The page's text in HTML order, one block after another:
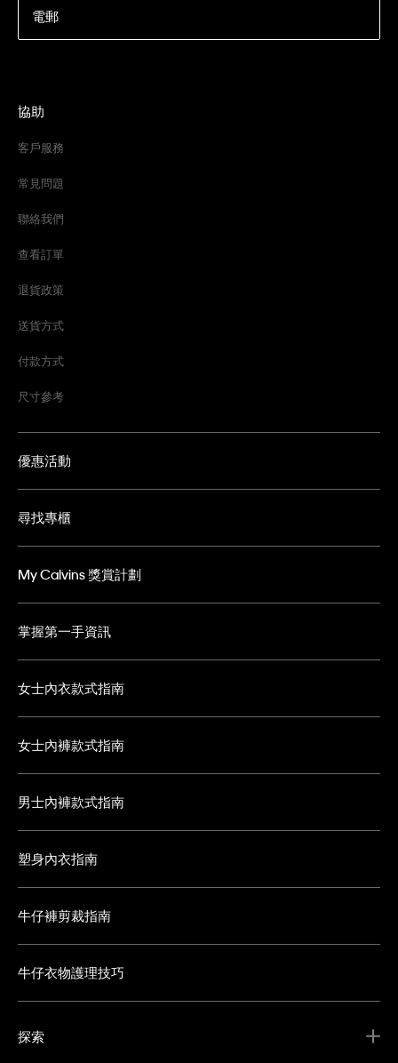
電郵
協助
客戶服務
常見問題
聯絡我們
查看訂單
退貨政策
送貨方式
付款方式
尺寸參考
優惠活動
尋找專櫃
My Calvins 獎賞計劃
掌握第一手資訊
女士內衣款式指南
女士內褲款式指南
男士內褲款式指南
塑身內衣指南
牛仔褲剪裁指南
牛仔衣物護理技巧
探索